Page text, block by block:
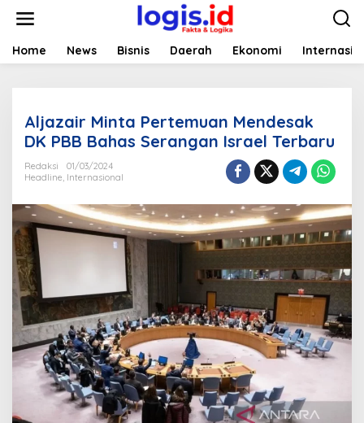
t
Home News Bisnis Daerah Ekonomi
Aljazair Minta Pertemuan Mendesak
DK PBB Bahas Serangan Israel Terbaru
Redaksi
01/03/2024
Headline, Internasional